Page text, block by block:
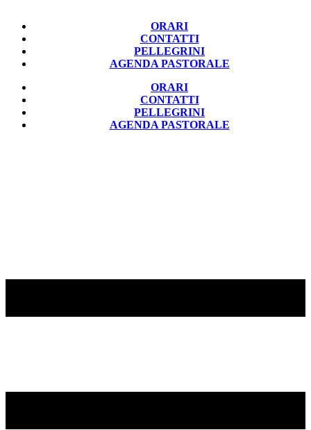
ORARI
CONTATTI
PELLEGRINI
AGENDA PASTORALE
ORARI
CONTATTI
PELLEGRINI
AGENDA PASTORALE